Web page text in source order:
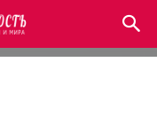
Киев